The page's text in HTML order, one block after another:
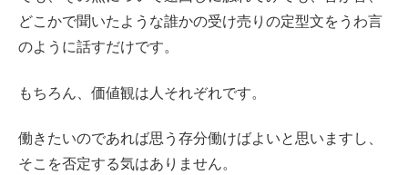
どこかで聞いたような誰かの受け売りの定型文をうわ言
のように話すだけです。
もちろん、価値観は人それぞれです。
働きたいのであれば思う存分働けばよいと思いますし、
そこを否定する気はありません。